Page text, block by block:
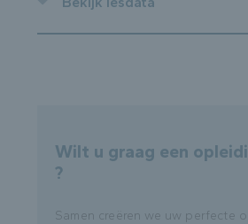
Wilt u graag een
?
Samen creëren we uw perfecte